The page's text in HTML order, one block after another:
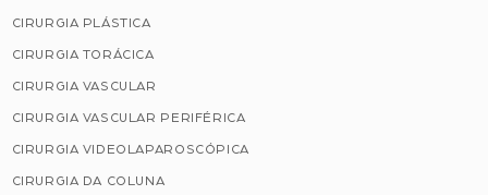
CIRURGIA PLÁSTICA
CIRURGIA TORÁCICA
CIRURGIA VASCULAR
CIRURGIA VASCULAR PERIFÉRICA
CIRURGIA VIDEOLAPAROSCÓPICA
CIRURGIA DA COLUNA